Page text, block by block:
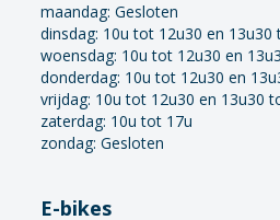
maandag:Gesloten
dinsdag: 10u tot 12u30 en 13u30
woensdag: 10u tot 12u30 en
donderdag: 10u tot 12u30 en
vrijdag: 10u tot 12u30 en 13u30
zaterdag: 10u tot 17u
zondag: Gesloten
E-bikes